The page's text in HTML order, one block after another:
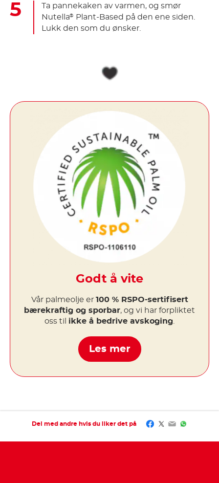
Ta pannekaken av varmen, og smør
Nutella®
Plant-Based på den ene siden.
Lukk den som du ønsker.
Godt å vite
Vår palmeolje er 100 % RSPO-sertifisert
bærekraftig og sporbar, og vi har forpliktet
oss til ikke å bedrive avskoging.
Les mer
Del med andre hvis du liker det på Facebook
Twitter
Email